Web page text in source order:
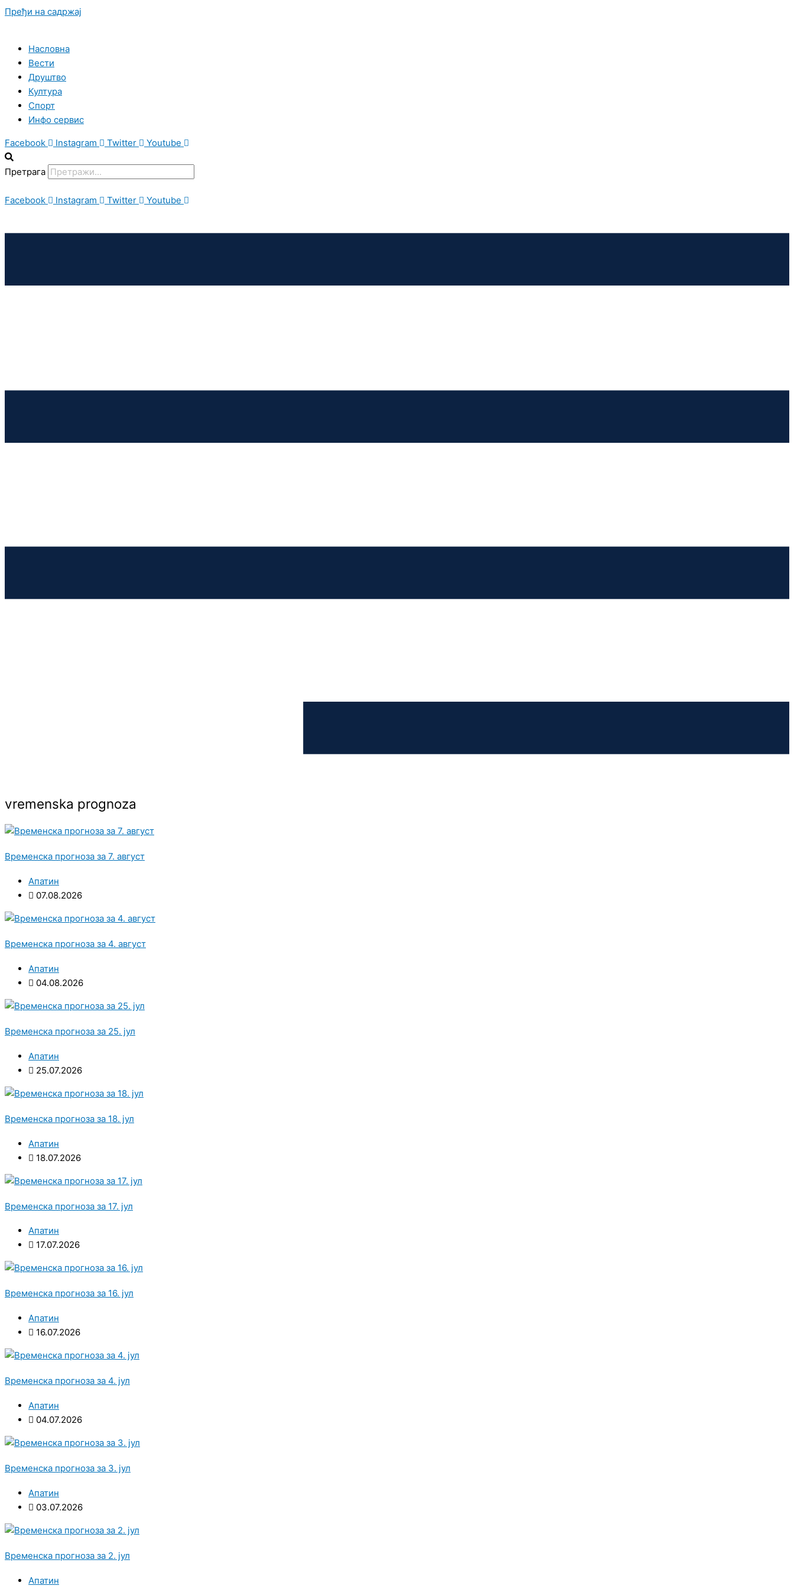
Пређи на садржај
Насловна
Вести
Друштво
Култура
Спорт
Инфо сервис
Facebook Instagram Twitter Youtube
Претрага
Facebook Instagram Twitter Youtube
vremenska prognoza
Временска прогноза за 7. август
Апатин
07.08.2026
Временска прогноза за 4. август
Апатин
04.08.2026
Временска прогноза за 25. јул
Апатин
25.07.2026
Временска прогноза за 18. јул
Апатин
18.07.2026
Временска прогноза за 17. јул
Апатин
17.07.2026
Временска прогноза за 16. јул
Апатин
16.07.2026
Временска прогноза за 4. јул
Апатин
04.07.2026
Временска прогноза за 3. јул
Апатин
03.07.2026
Временска прогноза за 2. јул
Апатин